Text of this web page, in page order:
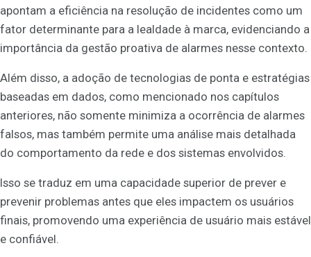
apontam a eficiência na resolução de incidentes como um
fator determinante para a lealdade à marca, evidenciando a
importância da gestão proativa de alarmes nesse contexto.
Além disso, a adoção de tecnologias de ponta e estratégias
baseadas em dados, como mencionado nos capítulos
anteriores, não somente minimiza a ocorrência de alarmes
falsos, mas também permite uma análise mais detalhada
do comportamento da rede e dos sistemas envolvidos.
Isso se traduz em uma capacidade superior de prever e
prevenir problemas antes que eles impactem os usuários
finais, promovendo uma experiência de usuário mais estável
e confiável.